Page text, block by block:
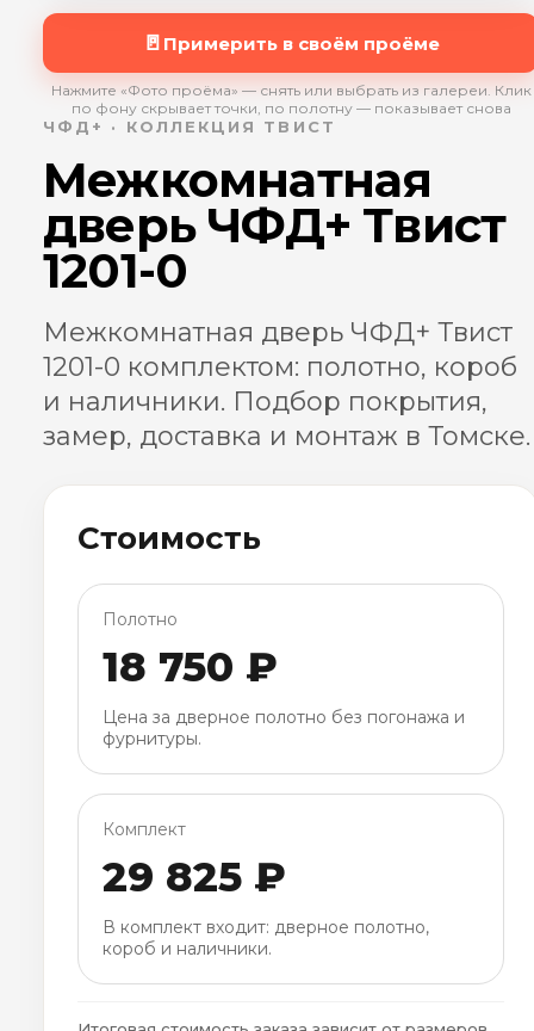
🚪 Примерить в своём проёме
Нажмите «Фото проёма» — снять или выбрать из галереи. Клик
по фону скрывает точки, по полотну — показывает снова
ЧФД+ · КОЛЛЕКЦИЯ ТВИСТ
Межкомнатная
дверь ЧФД+ Твист
1201-0
Межкомнатная дверь ЧФД+ Твист
1201-0 комплектом: полотно, короб
и наличники. Подбор покрытия,
замер, доставка и монтаж в Томске.
Стоимость
Полотно
18 750 ₽
Цена за дверное полотно без погонажа и
фурнитуры.
Комплект
29 825 ₽
В комплект входит: дверное полотно,
короб и наличники.